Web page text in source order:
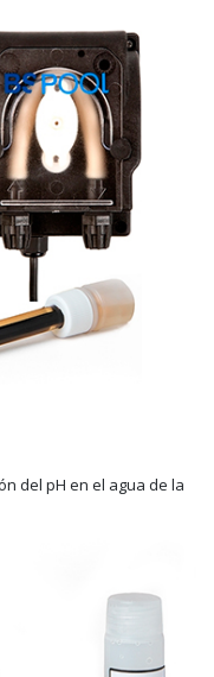
del pH en el agua de la